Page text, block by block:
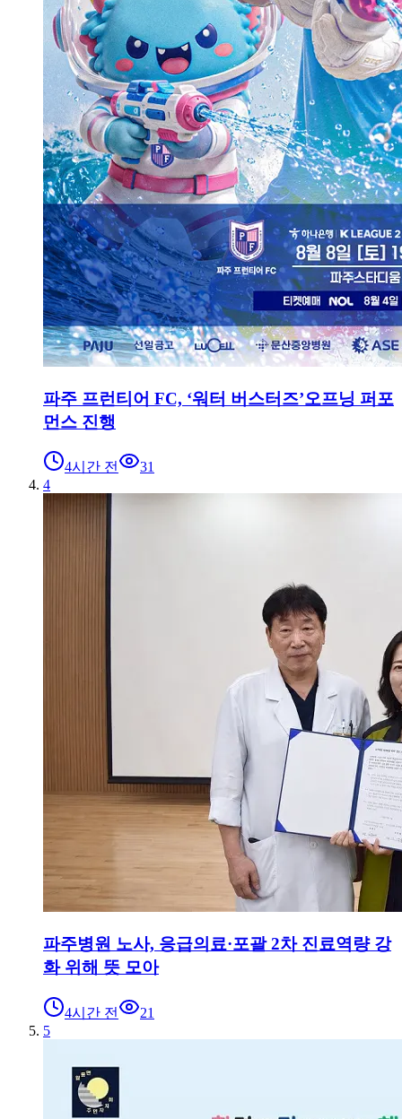
파주 프런티어 FC, ‘워터 버스터즈’오프닝 퍼포
먼스 진행
4시간 전
31
4
파주병원 노사, 응급의료·포괄 2차 진료역량 강
화 위해 뜻 모아
4시간 전
21
5